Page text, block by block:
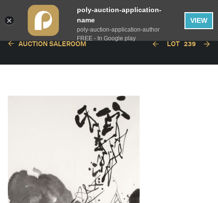
AUCTION SALEROOM LOT 239
poly-auction-application-
name
poly-auction-application-author
FREE - In Google play
VIEW